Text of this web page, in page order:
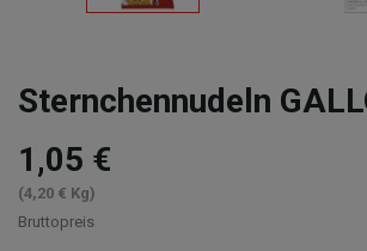
Sternchennudeln
1,05 €
(4,20 € Kg)
Bruttopreis